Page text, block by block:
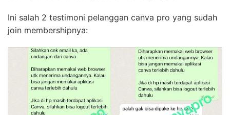
Ini salah 2 testimoni pelanggan canva pro yang sudah
join membershipnya: